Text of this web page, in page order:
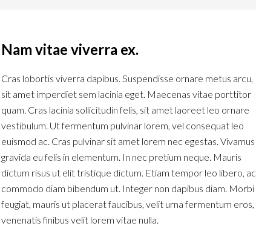
Nam vitae viverra ex.
Cras lobortis viverra dapibus. Suspendisse ornare metus arcu,
sit amet imperdiet sem lacinia eget. Maecenas vitae porttitor
quam. Cras lacinia sollicitudin felis, sit amet laoreet leo ornare
vestibulum. Ut fermentum pulvinar lorem, vel consequat leo
euismod ac. Cras pulvinar sit amet lorem nec egestas. Vivamus
gravida eu felis in elementum. In nec pretium neque. Mauris
dictum risus ut elit tristique dictum. Etiam tempor leo libero, ac
commodo diam bibendum ut. Integer non dapibus diam. Morbi
feugiat, mauris ut placerat faucibus, velit urna fermentum eros,
venenatis finibus velit lorem vitae nulla.